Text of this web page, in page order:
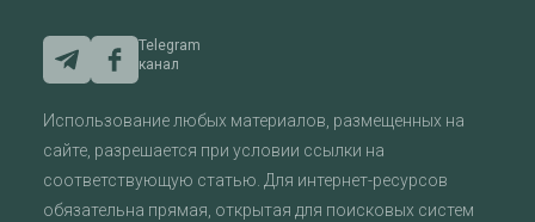
Telegram
канал
Использование любых материалов, размещенных на
сайте, разрешается при условии ссылки на
соответствующую статью. Для интернет-ресурсов
обязательна прямая, открытая для поисковых систем